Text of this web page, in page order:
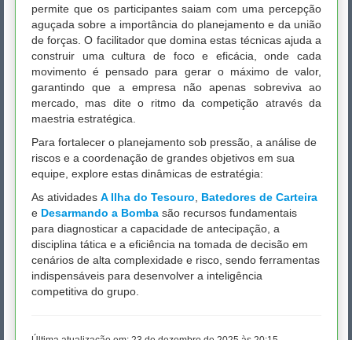
permite que os participantes saiam com uma percepção
aguçada sobre a importância do planejamento e da união
de forças. O facilitador que domina estas técnicas ajuda a
construir uma cultura de foco e eficácia, onde cada
movimento é pensado para gerar o máximo de valor,
garantindo que a empresa não apenas sobreviva ao
mercado, mas dite o ritmo da competição através da
maestria estratégica.
Para fortalecer o planejamento sob pressão, a análise de
riscos e a coordenação de grandes objetivos em sua
equipe, explore estas dinâmicas de estratégia:
As atividades A Ilha do Tesouro
Batedores de Carteira
e Desarmando a Bomba são recursos fundamentais
para diagnosticar a capacidade de antecipação, a
disciplina tática e a eficiência na tomada de decisão em
cenários de alta complexidade e risco, sendo ferramentas
indispensáveis para desenvolver a inteligência
competitiva do grupo.